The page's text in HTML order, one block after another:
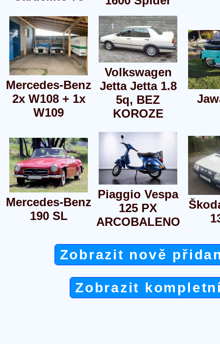
Mercedes-Benz
2x W108 + 1x
W109
Volkswagen
Jetta Jetta 1.8
5q, BEZ
KOROZE
Mercedes-Benz
190 SL
Piaggio Vespa
125 PX
ARCOBALENO
Zobrazit nově
Zobrazit